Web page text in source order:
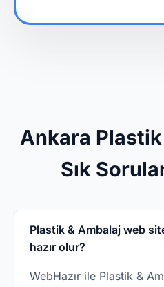
Ankara
Sık
Plastik & Ambalaj web
hazır olur?
WebHazır ile Plastik &